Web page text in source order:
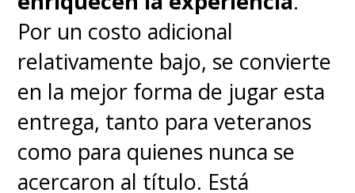
Por un costo adicional
relativamente bajo, se convierte
en la mejor forma de jugar esta
entrega, tanto para veteranos
como para quienes nunca se
acercaron al título. Está